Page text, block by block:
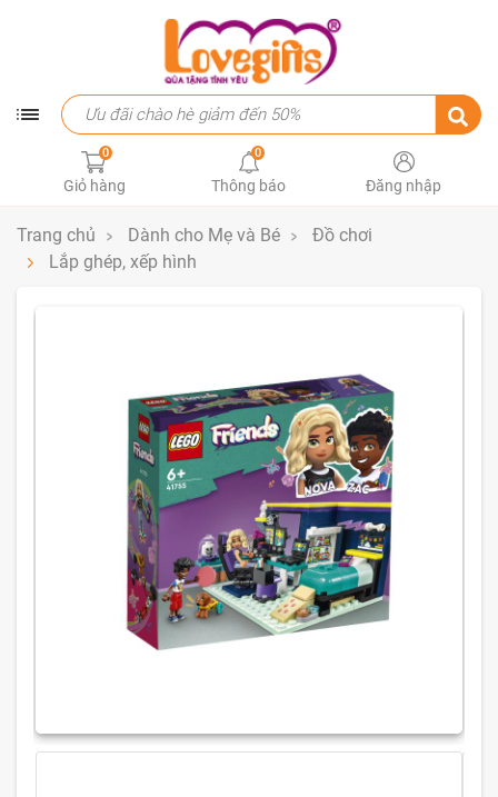
0
Giỏ hàng
0
Thông báo Đăng nhập
Trang chủ Dành cho Mẹ và Bé
Đồ chơi
Lắp ghép, xếp hình